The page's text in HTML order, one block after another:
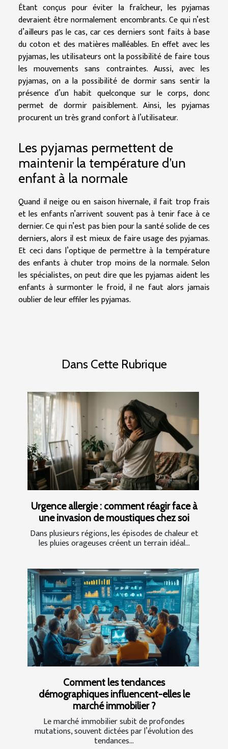
Étant conçus pour éviter la fraîcheur, les pyjamas
devraient être normalement encombrants. Ce qui n’est
d’ailleurs pas le cas, car ces derniers sont faits à base
du coton et des matières malléables. En effet avec les
pyjamas, les utilisateurs ont la possibilité de faire tous
les mouvements sans contraintes. Aussi, avec les
pyjamas, on a la possibilité de dormir sans sentir la
présence d’un habit quelconque sur le corps, donc
permet de dormir paisiblement. Ainsi, les pyjamas
procurent un très grand confort à l’utilisateur.
Les pyjamas permettent de
maintenir la température d’un
enfant à la normale
Quand il neige ou en saison hivernale, il fait trop frais
et les enfants n’arrivent souvent pas à tenir face à ce
dernier. Ce qui n’est pas bien pour la santé solide de ces
derniers, alors il est mieux de faire usage des pyjamas.
Et ceci dans l’optique de permettre à la température
des enfants à chuter trop moins de la normale. Selon
les spécialistes, on peut dire que les pyjamas aident les
enfants à surmonter le froid, il ne faut alors jamais
oublier de leur effiler les pyjamas.
Dans Cette Rubrique
Urgence allergie : comment réagir face à
une invasion de moustiques chez soi
Dans plusieurs régions, les épisodes de chaleur et
les pluies orageuses créent un terrain idéal...
Comment les tendances
démographiques influencent-elles le
marché immobilier ?
Le marché immobilier subit de profondes
mutations, souvent dictées par l’évolution des
tendances...